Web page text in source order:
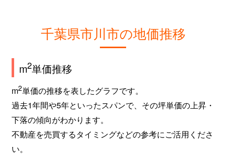
千葉県市川市の地価推移
m2単価推移
m2単価の推移を表したグラフです。
過去1年間や5年といったスパンで、その坪単価の上昇・
下落の傾向がわかります。
不動産を売買するタイミングなどの参考にご活用くださ
い。